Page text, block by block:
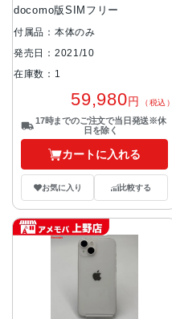
docomo版SIMフリー
付属品：本体のみ
発売日：2021/10
在庫数：1
59,980円 （税込）
17時までのご注文で当日発送※休
日を除く
カートに入れる
お気に入り 比較する